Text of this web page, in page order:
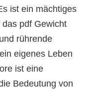
ist ein mächtiges
pdf Gewicht
rührende
eigenes Leben
ist eine
Bedeutung von